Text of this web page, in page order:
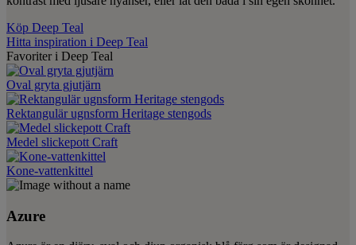
Köp Deep Teal
Hitta inspiration i Deep Teal
Favoriter i Deep Teal
Oval gryta gjutjärn
Rektangulär ugnsform Heritage stengods
Medel slickepott Craft
Kone-vattenkittel
Azure